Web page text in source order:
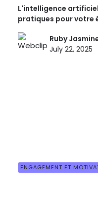
L'intelligence
pratiques pour votre
Ruby
July 22, 2025
ENGAGEMENT ET